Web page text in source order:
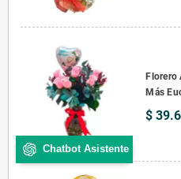
Florero
Más
$
Chatbot Asistente